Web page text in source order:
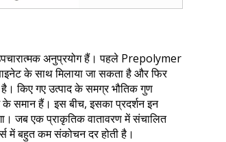
अनुप्रयोग हैं। पहले Prepolymer
के साथ मिलाया जा सकता है और फिर
किए गए उत्पाद के समग्र भौतिक गुण
के समान हैं। इस बीच, इसका प्रदर्शन इन
जब एक प्राकृतिक वातावरण में संचालित
में बहुत कम संकोचन दर होती है।